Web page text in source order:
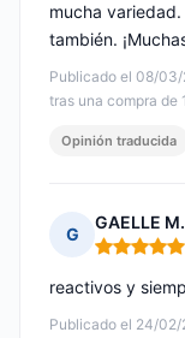
Publicado el 08/
tras una compra de
mucha
también.
Opinión traducida
G
GAELLE M.
Nota: 5 de 5
Publicado el 24/
reactivos y